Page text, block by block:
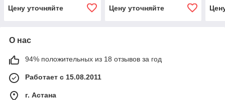
Цену уточняйте
Цену уточняйте
О нас
94% положительных из 18 отзывов за год
Работает с 15.08.2011
г. Астана